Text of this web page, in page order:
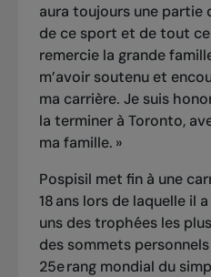
aura toujours une partie
de ce sport et de tout ce
remercie la grande
m’avoir soutenu et
ma carrière. Je suis
la terminer à Toronto,
ma famille. »
Pospisil met fin à une
18 ans lors de laquelle il
uns des trophées les
des sommets
25e rang mondial du